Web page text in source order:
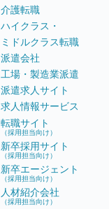
介護転職
ハイクラス・
ミドルクラス転職
派遣会社
工場・製造業派遣
派遣求人サイト
求人情報サービス
転職サイト
（採用担当向け）
新卒採用サイト
（採用担当向け）
新卒エージェント
（採用担当向け）
人材紹介会社
（採用担当向け）